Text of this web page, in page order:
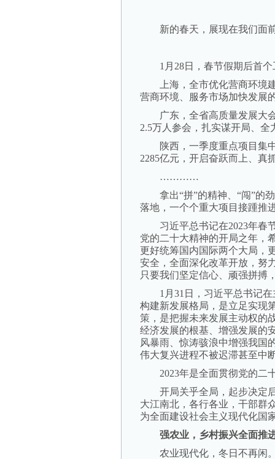
新的春天，展现在我们面前
1月28日，春节假期后首
上海，全市优化营商环境建
营商环境、服务市场加快发展
广东，全省高质量发展大会
2.5万人参会，扎实谋开局、全
陕西，一季度重点项目集中
2285亿元，开启奋跃而上、真
…………
拿出“拼”的精神、“闯”的劲
落地，一个个重大项目接踵推
习近平总书记在2023年春节
党的二十大精神的开局之年，
更好统筹国内国际两个大局，
安全，全面深化改革开放，努
只要我们坚定信心、顽强拼搏
1月31日，习近平总书记在
构建新发展格局，是立足实现
策，是把握未来发展主动权的
经济发展的根基、增强发展的
风暴雨、惊涛骇浪中增强我国
伟大复兴进程不被迟滞甚至中
2023年是全面贯彻党的二
开局关乎全局，起步决定后
大江南北，各行各业，干部群
为全面建设社会主义现代化国
强农业，乡村振兴全面推
农业现代化，冬日不再闲